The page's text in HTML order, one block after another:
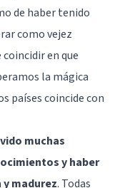
de haber tenido
como vejez
en que
la mágica
países coincide con
muchas
y haber
madurez. Todas